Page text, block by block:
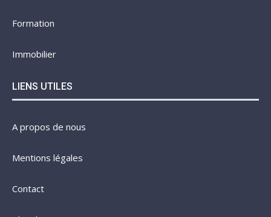
Formation
Immobilier
LIENS UTILES
A propos de nous
Mentions légales
Contact